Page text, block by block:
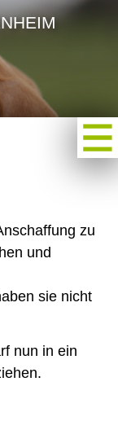
zu
und
sie nicht
nun in ein